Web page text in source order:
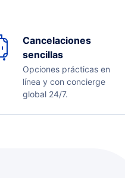
Cancelaciones
sencillas
Opciones prácticas en
línea y con concierge
global 24/7.